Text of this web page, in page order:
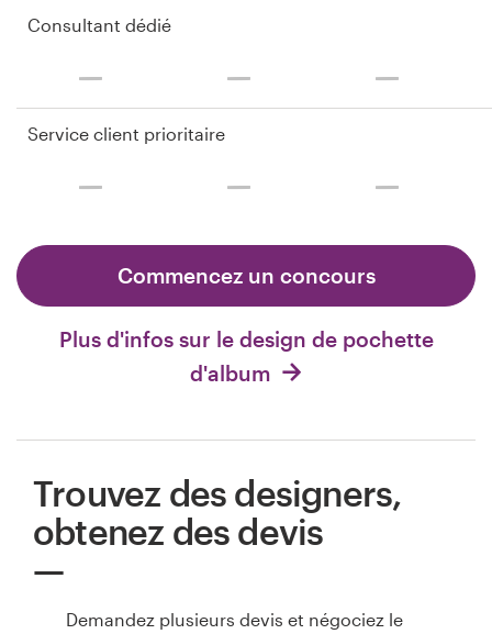
Consultant dédié
Service client prioritaire
Commencez un concours
Plus d'infos sur le design de pochette
d'album
Trouvez des designers,
obtenez des devis
Demandez plusieurs devis et négociez le